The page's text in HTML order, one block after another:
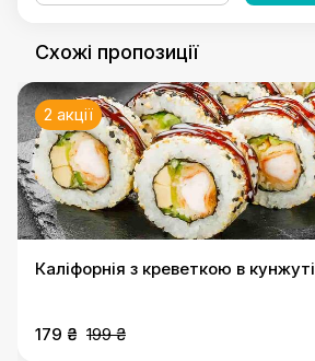
Схожі пропозиції
2 акції
Каліфорнія з креветкою в кунжуті
179 ₴ 199 ₴